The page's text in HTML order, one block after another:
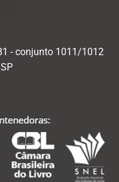
- conjunto 1011/1012